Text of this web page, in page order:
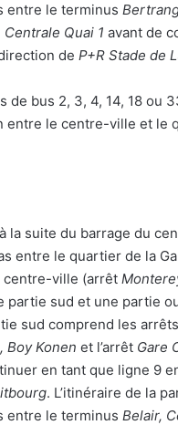
entre le terminus
Centrale Quai 1 avant de
de P+R Stade de
de bus 2, 3, 4, 14, 18 ou
entre le centre-ville et le
la suite du barrage du
entre le quartier de la
centre-ville (arrêt
partie sud et une partie
sud comprend les
Boy Konen et l’arrêt Gare
en tant que ligne 9
. L’itinéraire de la
entre le terminus Belair,